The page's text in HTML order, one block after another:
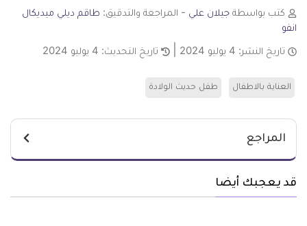
كتب بواسطة جيلان علي - المراجعة والتدقيق: طاقم ديلي ميديكال
انفو
تاريخ النشر: 4 يوليو 2024 تاريخ التحديث: 4 يوليو 2024
العناية بالاطفال طفل حديث الولادة
المراجع
قد يعجبك أيضا